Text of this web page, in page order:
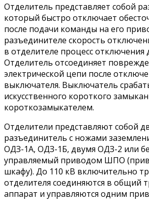
Отделитель представляет собой
который быстро отключает
после подачи команды на его
разъединителе скорость
в отделителе процесс отключения
Отделитель отсоединяет
электрической цепи после
выключателя. Выключатель
искусственного короткого
короткозамыкателем.
Отделители представляют собой
разъединитель с ножами
ОДЗ-1А, ОДЗ-1Б, двумя ОДЗ-2 или
управляемый приводом ШПО
шкафу). До 110 кВ включительно
отделителя соединяются в общий
аппарат и управляются одним